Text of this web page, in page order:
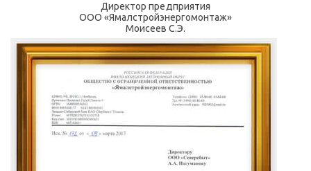
Директор предприятия
ООО «Ямалстройэнергомонтаж»
Моисеев С.Э.